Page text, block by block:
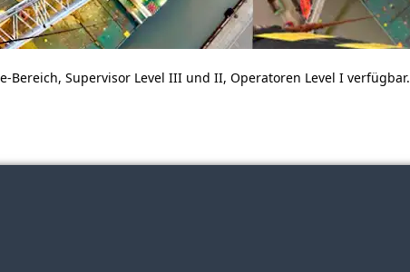
Bereich, Supervisor Level III und II, Operatoren Level I verfügbar.